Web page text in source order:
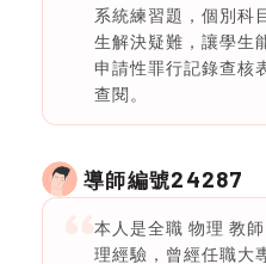
系統練習題，個別科
生解決疑難，讓學生
申請性罪行記錄查核
查閱。
導師編號24287
本人是全職 物理 教
理經驗，曾經任職大